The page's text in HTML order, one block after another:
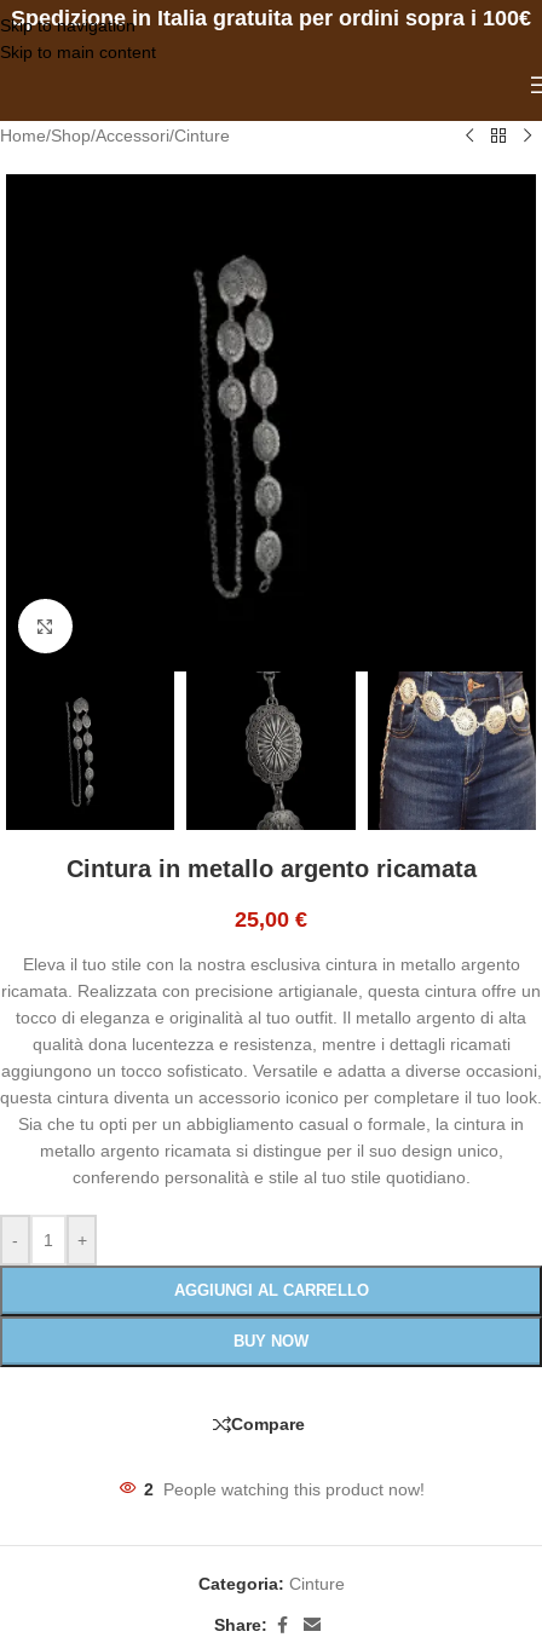
Skip to navigation
Skip to main content
Spedizione in Italia gratuita per ordini sopra i 100€
Home/Shop/Accessori/Cinture
Click to enlarge
Cintura in metallo argento ricamata
25,00 €
Eleva il tuo stile con la nostra esclusiva cintura in metallo argento
ricamata. Realizzata con precisione artigianale, questa cintura offre un
tocco di eleganza e originalità al tuo outfit. Il metallo argento di alta
qualità dona lucentezza e resistenza, mentre i dettagli ricamati
aggiungono un tocco sofisticato. Versatile e adatta a diverse occasioni,
questa cintura diventa un accessorio iconico per completare il tuo look.
Sia che tu opti per un abbigliamento casual o formale, la cintura in
metallo argento ricamata si distingue per il suo design unico,
conferendo personalità e stile al tuo stile quotidiano.
- +
AGGIUNGI AL CARRELLO
BUY NOW
Compare
2 People watching this product now!
Categoria: Cinture
Share: